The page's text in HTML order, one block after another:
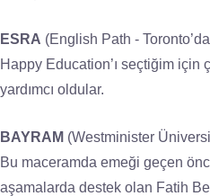
ESRA (English Path -
Happy Education’ı seçtiğim için
yardımcı oldular.
BAYRAM (Westminister
Bu maceramda emeği geçen
aşamalarda destek olan Fatih